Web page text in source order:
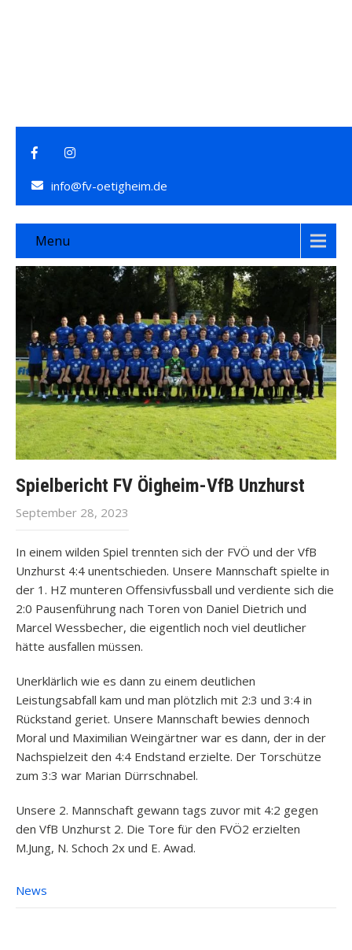
info@fv-oetigheim.de
Menu
Spielbericht FV Öigheim-VfB Unzhurst
September 28, 2023
In einem wilden Spiel trennten sich der FVÖ und der VfB
Unzhurst 4:4 unentschieden. Unsere Mannschaft spielte in
der 1. HZ munteren Offensivfussball und verdiente sich die
2:0 Pausenführung nach Toren von Daniel Dietrich und
Marcel Wessbecher, die eigentlich noch viel deutlicher
hätte ausfallen müssen.
Unerklärlich wie es dann zu einem deutlichen
Leistungsabfall kam und man plötzlich mit 2:3 und 3:4 in
Rückstand geriet. Unsere Mannschaft bewies dennoch
Moral und Maximilian Weingärtner war es dann, der in der
Nachspielzeit den 4:4 Endstand erzielte. Der Torschütze
zum 3:3 war Marian Dürrschnabel.
Unsere 2. Mannschaft gewann tags zuvor mit 4:2 gegen
den VfB Unzhurst 2. Die Tore für den FVÖ2 erzielten
M.Jung, N. Schoch 2x und E. Awad.
News